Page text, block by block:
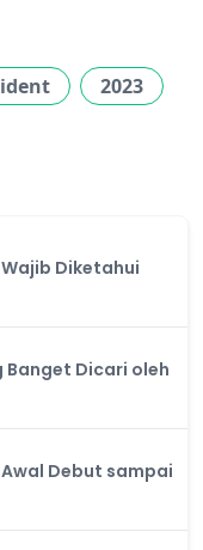
2023
Diketahui
Banget Dicari oleh
Debut sampai